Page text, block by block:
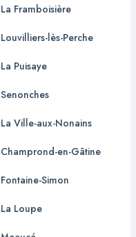
La Framboisière
Louvilliers-lès-Perche
La Puisaye
Senonches
La Ville-aux-Nonains
Champrond-en-Gâtine
Fontaine-Simon
La Loupe